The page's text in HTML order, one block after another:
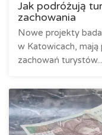
Jak podróżują
zachowania
Nowe projekty
w Katowicach,
zachowań turystów...